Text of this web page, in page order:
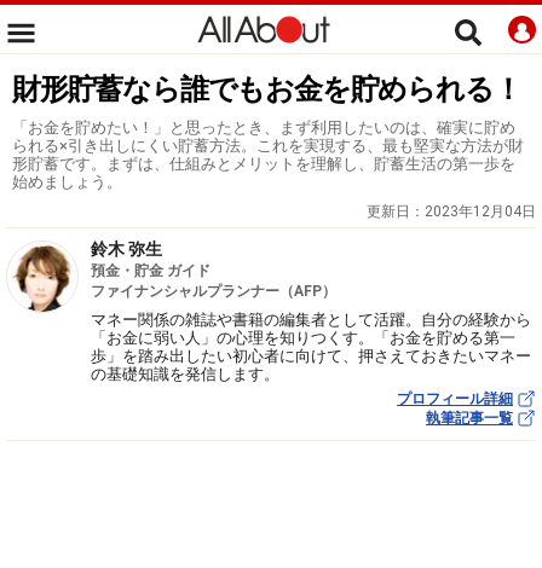
財形貯蓄なら誰でもお金を貯められる！
「お金を貯めたい！」と思ったとき、まず利用したいのは、確実に貯め
られる×引き出しにくい貯蓄方法。これを実現する、最も堅実な方法が財
形貯蓄です。まずは、仕組みとメリットを理解し、貯蓄生活の第一歩を
始めましょう。
更新日： 2023年12月04日
鈴木 弥生
預金・貯金 ガイド
ファイナンシャルプランナー（AFP）
マネー関係の雑誌や書籍の編集者として活躍。自分の経験から
「お金に弱い人」の心理を知りつくす。「お金を貯める第一
歩」を踏み出したい初心者に向けて、押さえておきたいマネー
の基礎知識を発信します。
プロフィール詳細
執筆記事一覧